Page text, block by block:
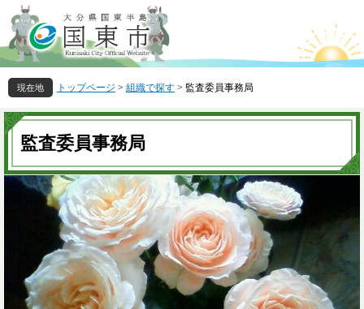
ー
ジ
の
先
頭
で
す
ニ
ュ
ー
を
飛
ば
し
文
トップページ > 組織で探す > 監査委員事務局
本
文
監査委員事務局